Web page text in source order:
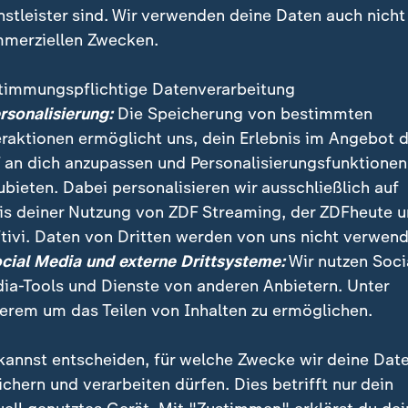
im Urlaub zum Geschäftskonzept zu Hause - die
über ihre Selbstständigkeit und
sind. Wir verwenden deine Daten auch nicht
Zwecken.
Datenverarbeitung
Die Speicherung von bestimmten
ermöglicht uns, dein Erlebnis im Angebot
an dich anzupassen und Personalisierungsfunktionen
Dabei personalisieren wir ausschließlich auf
deiner Nutzung von ZDF Streaming, der ZDFheute
Daten von Dritten werden von uns nicht
Media und externe Drittsysteme:Wir nutzen
Tools und Dienste von anderen Anbietern. Unter
um das Teilen von Inhalten zu ermöglichen.
entscheiden, für welche Zwecke wir deine
und verarbeiten dürfen. Dies betrifft nur dein